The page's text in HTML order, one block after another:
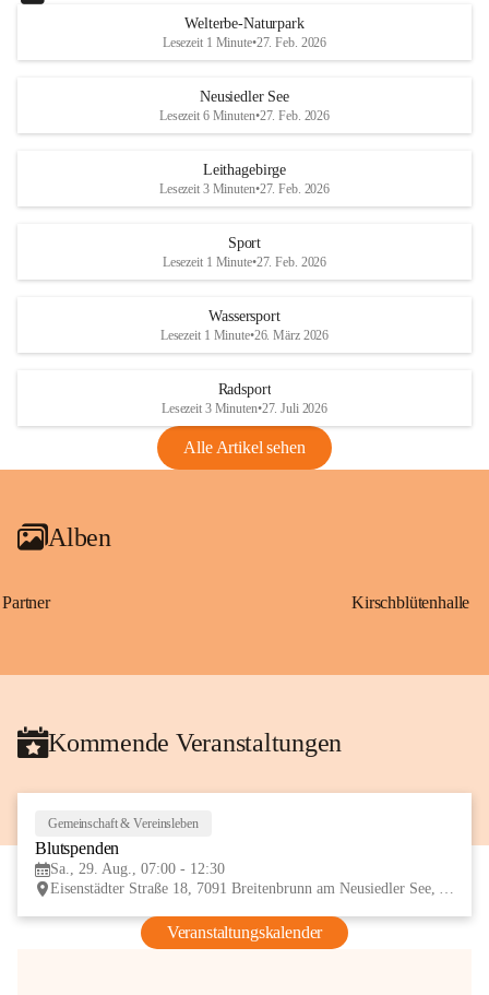
d
S
unzulässige Weingärten zu roden! Bitte
helfen wir zusammen um unsere Winzer
vor den prognostizierten Ernteausfällen
und den daraus folgenden wirtschaftlichen
Maßnahmen zur Bekämpfung
Rebe und der Amerikanischen
Anhang VBl. EU Nr. 18
1 Seite•1,4 MB
VBl. EU Nr. 18_2026
e
d
r
S
Welterbe-Naturpark
Lesezeit 1 Minute•27. Feb. 2026
Neusiedler See
Lesezeit 6 Minuten•27. Feb. 2026
Leithagebirge
Lesezeit 3 Minuten•27. Feb. 2026
Sport
Lesezeit 1 Minute•27. Feb. 2026
Wassersport
Lesezeit 1 Minute•26. März 2026
Radsport
Lesezeit 3 Minuten•27. Juli 2026
Alle Artikel sehen
Alben
Partner Kirschblütenhalle
Kommende Veranstaltungen
Gemeinschaft & Vereinsleben
Blutspenden
Sa., 29. Aug., 07:00 - 12:30
Eisenstädter Straße 18, 7091 Breitenbrunn am Neusiedler See, AUT
Veranstaltungskalender